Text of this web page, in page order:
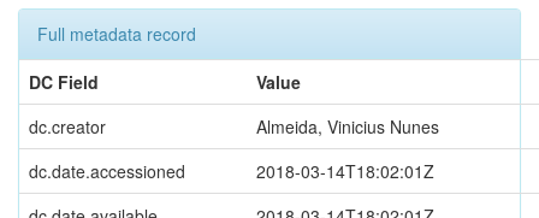
Full metadata record
DC Field
Value
dc.creator
Almeida, Vinicius Nunes
dc.date.accessioned
2018-03-14T18:02:01Z